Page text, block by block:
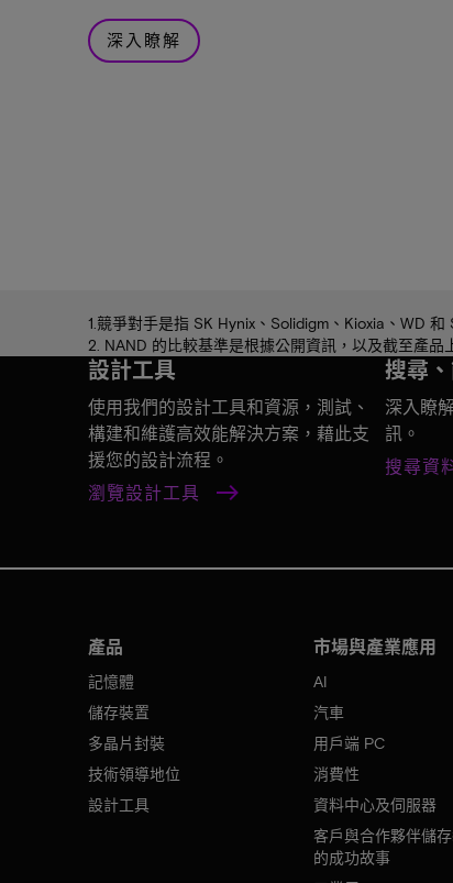
深入瞭解
1.競爭對手是指 SK Hynix、Solidigm、Kioxia、WD 和
2. NAND 的比較基準是根據公開資訊，以及截至產
設計工具
使用我們的設計工具和資源，測試、
構建和維護高效能解決方案，藉此支
援您的設計流程。
瀏覽設計工具
搜尋
深入瞭
訊。
搜尋資
產品
記憶體
儲存裝置
多晶片封裝
技術領導地位
設計工具
市場與產業應用
AI
汽車
用戶端 PC
消費性
資料中心及伺服器
客戶與合作夥伴儲
的成功故事